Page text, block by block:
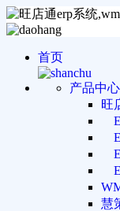
首页
产品中心
旺
慧